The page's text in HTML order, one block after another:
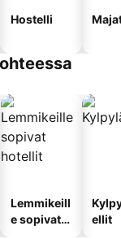
Hostelli
Lemmikeill
e sopivat
ellit